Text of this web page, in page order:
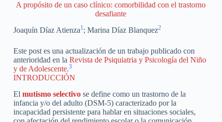
A propósito de un caso clínico: comorbilidad con el trastorno
desafiante
Joaquín Díaz Atienza1 ; Marina Díaz Blanquez2
Este post es una actualización de un trabajo publicado con
anterioridad en la Revista de Psiquiatria y Psicología del Niño
y de Adolescente.3
INTRODUCCIÓN
El mutismo selectivose define como un trastorno de la
infancia y/o del adulto (DSM-5) caracterizado por la
incapacidad persistente para hablar en situaciones sociales,